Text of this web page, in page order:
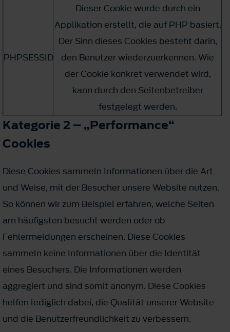
PHPSESSID
Dieser Cookie wurde durch ein
Applikation erstellt, die auf PHP basiert.
Der Sinn dieses Cookies besteht darin,
den Benutzer wiederzuerkennen. Wie
der Cookie konkret verwendet wird,
kann durch den Seitenbetreiber
festgelegt werden.
Kategorie 2 – „Performance“
Cookies
Diese Cookies sammeln Informationen über die Art
und Weise, mit der Besucher unsere Website nutzen.
So können wir zum Beispiel erfahren, welche Seiten
am häufigsten besucht werden oder ob
Fehlermeldungen erscheinen. Diese Cookies
sammeln keine Informationen über die Identität
eines Besuchers. Die Informationen werden
aggregiert und sind somit anonym. Diese Cookies
helfen lediglich dabei, die Qualität unserer Website
und die Benutzerfreundlichkeit zu verbessern.